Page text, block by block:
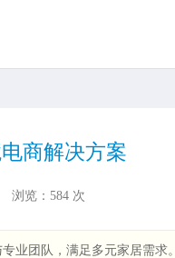
商解决方案
浏览： 584 次
业团队，满足多元家居需求。